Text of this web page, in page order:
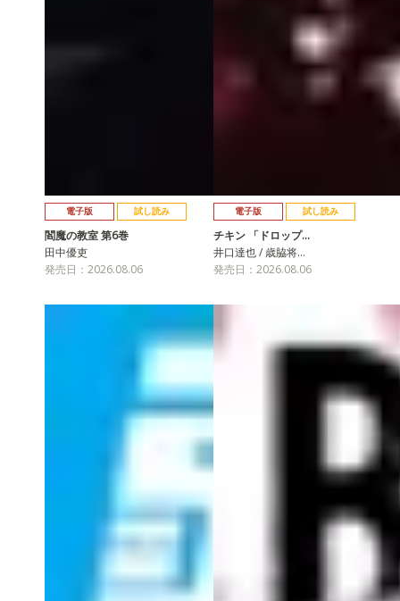
電子版 試し読み
閻魔の教室 第6巻
田中優吏
発売日：2026.08.06
電子版 試し読み
チキン 「ドロップ…
井口達也 / 歳脇将…
発売日：2026.08.06